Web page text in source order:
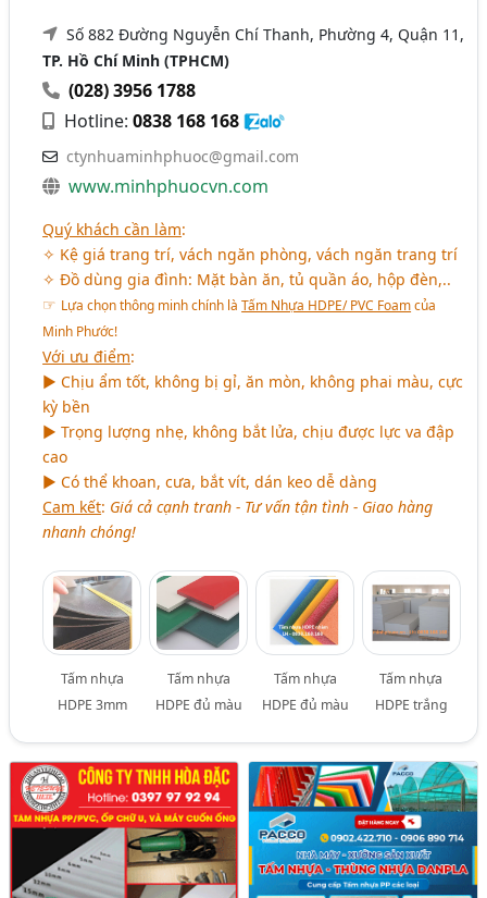
Số 882 Đường Nguyễn Chí Thanh, Phường 4, Quận 11,
TP. Hồ Chí Minh (TPHCM)
(028) 3956 1788
Hotline:0838 168 168
ctynhuaminhphuoc@gmail.com
www.minhphuocvn.com
Quý khách cần làm:
✧ Kệ giá trang trí, vách ngăn phòng, vách ngăn trang trí
✧ Đồ dùng gia đình: Mặt bàn ăn, tủ quần áo, hộp đèn,..
☞ Lựa chọn thông minh chính làTấm Nhựa HDPE/ PVC Foamcủa
Minh Phước!
Với ưu điểm:
► Chịu ẩm tốt, không bị gỉ, ăn mòn, không phai màu, cực
kỳ bền
► Trọng lượng nhẹ, không bắt lửa, chịu được lực va đập
cao
► Có thể khoan, cưa, bắt vít, dán keo dễ dàng
Cam kết: Giá cả cạnh tranh - Tư vấn tận tình - Giao hàng
nhanh chóng!
Tấm nhựa
HDPE 3mm
Tấm nhựa
HDPE đủ màu
Tấm nhựa
HDPE đủ màu
Tấm nhựa
HDPE trắng